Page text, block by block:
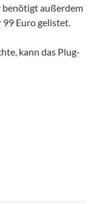
benötigt außerdem
99 Euro gelistet.
kann das Plug-